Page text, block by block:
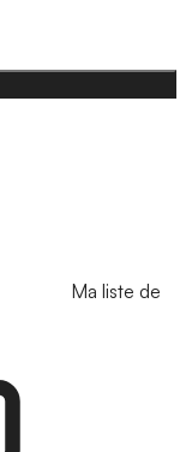
Ma liste de